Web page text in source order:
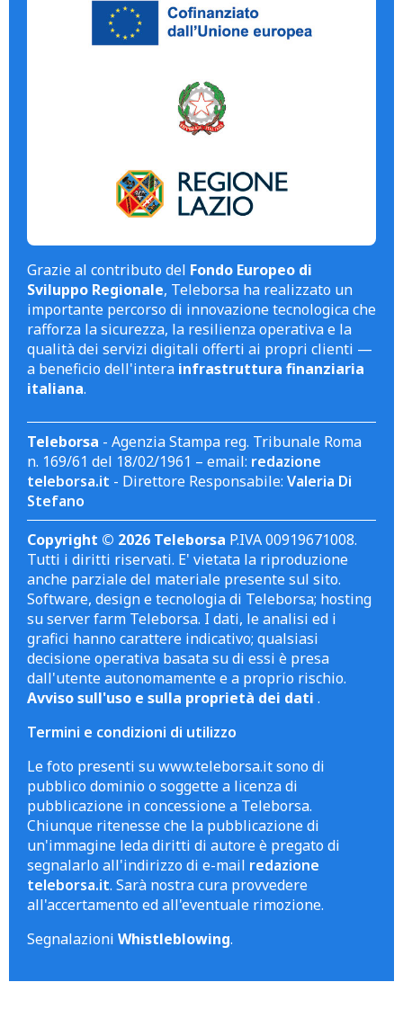
Grazie al contributo del Fondo Europeo di
Sviluppo Regionale, Teleborsa ha realizzato un
importante percorso di innovazione tecnologica che
rafforza la sicurezza, la resilienza operativa e la
qualità dei servizi digitali offerti ai propri clienti —
a beneficio dell'intera infrastruttura finanziaria
italiana.
Teleborsa - Agenzia Stampa reg. Tribunale Roma
n. 169/61 del 18/02/1961 – email: redazione
teleborsa.it - Direttore Responsabile: Valeria Di
Stefano
Copyright © 2026 Teleborsa P.IVA 00919671008.
Tutti i diritti riservati. E' vietata la riproduzione
anche parziale del materiale presente sul sito.
Software, design e tecnologia di Teleborsa; hosting
su server farm Teleborsa. I dati, le analisi ed i
grafici hanno carattere indicativo; qualsiasi
decisione operativa basata su di essi è presa
dall'utente autonomamente e a proprio rischio.
Avviso sull'uso e sulla proprietà dei dati .
Termini e condizioni di utilizzo
Le foto presenti su www.teleborsa.it sono di
pubblico dominio o soggette a licenza di
pubblicazione in concessione a Teleborsa.
Chiunque ritenesse che la pubblicazione di
un'immagine leda diritti di autore è pregato di
segnalarlo all'indirizzo di e-mail redazione
teleborsa.it. Sarà nostra cura provvedere
all'accertamento ed all'eventuale rimozione.
Segnalazioni Whistleblowing.